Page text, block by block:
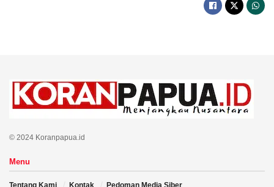
© 2024 Koranpapua.id
Menu
Tentang Kami Kontak Pedoman Media Siber